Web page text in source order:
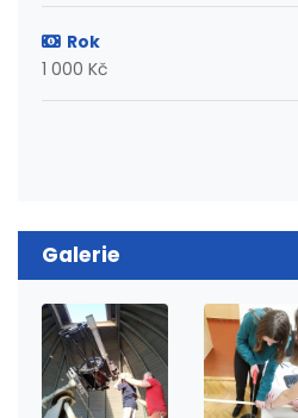
Rok
1 000 Kč
Galerie